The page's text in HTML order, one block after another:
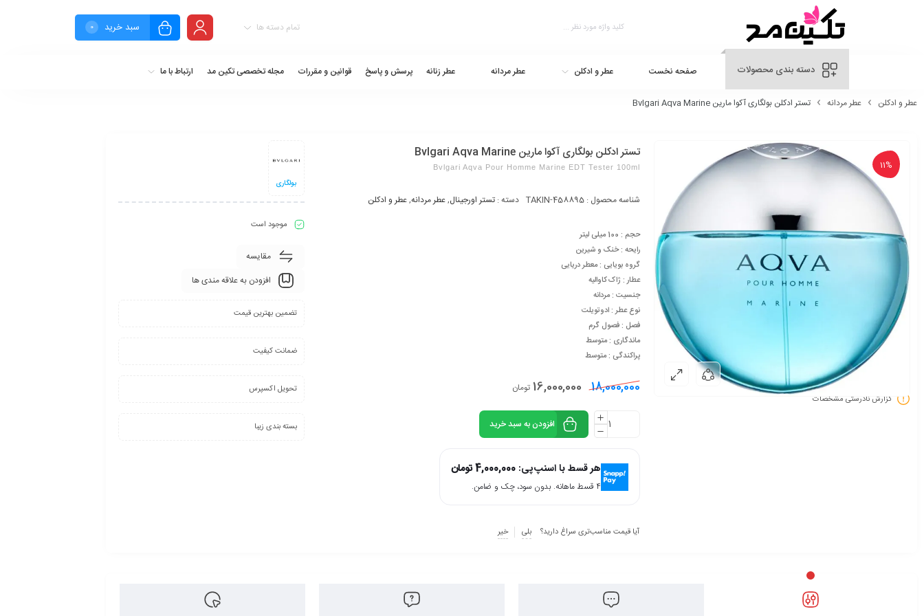
سبد خرید 0 تمام دسته ها
دسته بندی محصولات صفحه نخست عطر و ادکلن عطر مردانه عطر زنانه پرسش و پاسخ قوانین و مقررات مجله تخصصی تکین مد ارتباط با ما
عطر و ادکلن عطر مردانه تستر ادکلن بولگاری آکوا مارین Bvlgari Aqva Marine
11%
گزارش نادرستی مشخصات
تستر ادکلن بولگاری آکوا مارین Bvlgari Aqva Marine
Bvlgari Aqva Pour Homme Marine EDT Tester 100ml
شناسه محصول :TAKIN-458895 دسته :تستر اورجینال,عطر مردانه,عطر و ادکلن
حجم : 100 میلی لیتر
رایحه : خنک و شیرین
گروه بویایی : معطر دریایی
عطار : ژاک کاوالیه
جنسیت : مردانه
نوع عطر : ادوتویلت
فصل : فصول گرم
ماندگاری : متوسط
پراکندگی : متوسط
18,000,000
16,000,000 تومان
افزودن به سبد خرید
هر قسط با اسنپ‌پی:4,000,000تومان
۴ قسط ماهانه. بدون سود، چک و ضامن.
آیا قیمت مناسب‌تری سراغ دارید؟ بلی خیر
بولگاری
موجود است
مقایسه
افزودن به علاقه مندی ها
تضمین بهترین قیمت
ضمانت کیفیت
تحویل اکسپرس
بسته بندی زیبا